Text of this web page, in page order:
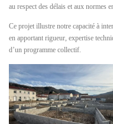
au respect des délais et aux normes
Ce projet illustre notre capacité à
en apportant rigueur, expertise
d’un programme collectif.